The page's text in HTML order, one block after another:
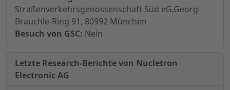
Straßenverkehrsgenossenschaft Süd eG,Georg-
Brauchle-Ring 91, 80992 München
Besuch von GSC: Nein
Letzte Research-Berichte von Nucletron
Electronic AG